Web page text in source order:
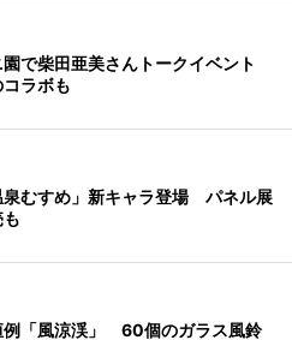
で柴田亜美さんトークイベント
ラボも
泉むすめ」新キャラ登場 パネル展
例「風涼渓」 60個のガラス風鈴